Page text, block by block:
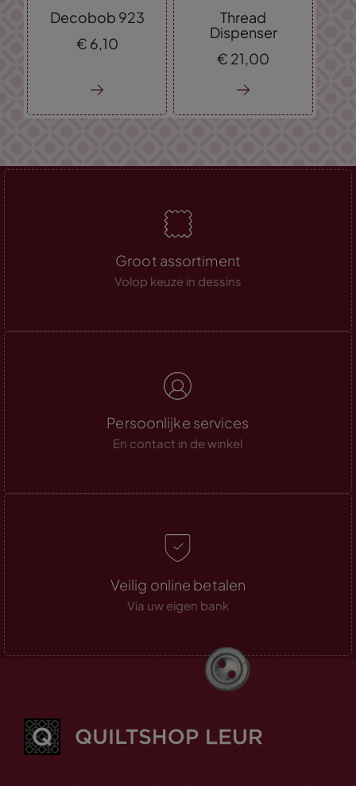
Decobob 923
€ 6, 10
Thread
Dispenser
€ 21, 00
Groot assortiment
Volop keuze in dessins
Persoonlijke services
En contact in de winkel
Veilig online betalen
Via uw eigen bank